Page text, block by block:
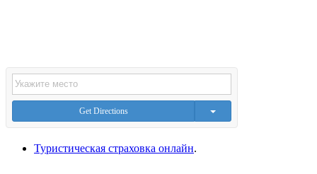
Get Directions
Туристическая страховка онлайн.